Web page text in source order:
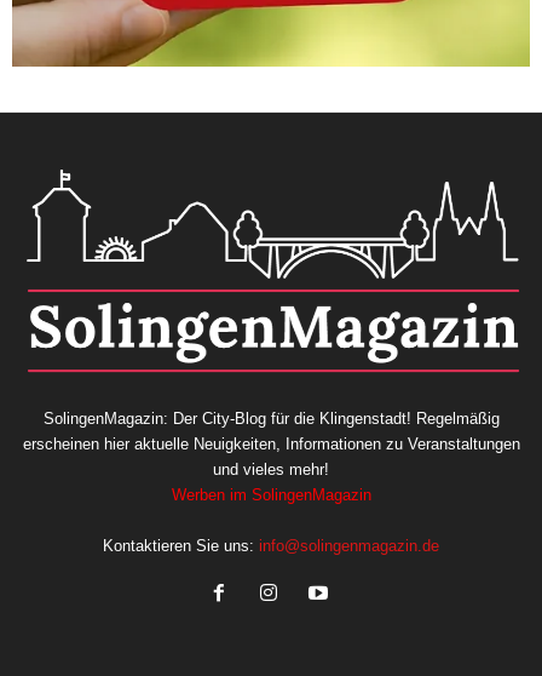
SolingenMagazin: Der City-Blog für die Klingenstadt! Regelmäßig
erscheinen hier aktuelle Neuigkeiten, Informationen zu Veranstaltungen
und vieles mehr!
Werben im SolingenMagazin
Kontaktieren Sie uns: info@solingenmagazin.de